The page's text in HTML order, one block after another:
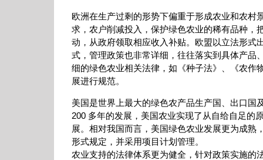
欧洲在生产过剩的形势下偏重于形成农业和农村
求，农户削减投入，保护绿色农业的稀有品种，
动，从政府领取相应收入补贴。欧盟以立法形式
式，管理政策也非常详细，往往落实到具体产品
细的绿色农业相关法律，如《种子法》、《农作
展进行规范。
美国是世界上最大的绿色农产品生产国、出口国
200 多年的发展，美国农业实现了从自给自足的
展。相对我国而言，美国绿色农业发展更为成
形式规定，并采用项目计划管理。
农业支持的法律体系更为健全，针对政策实施的